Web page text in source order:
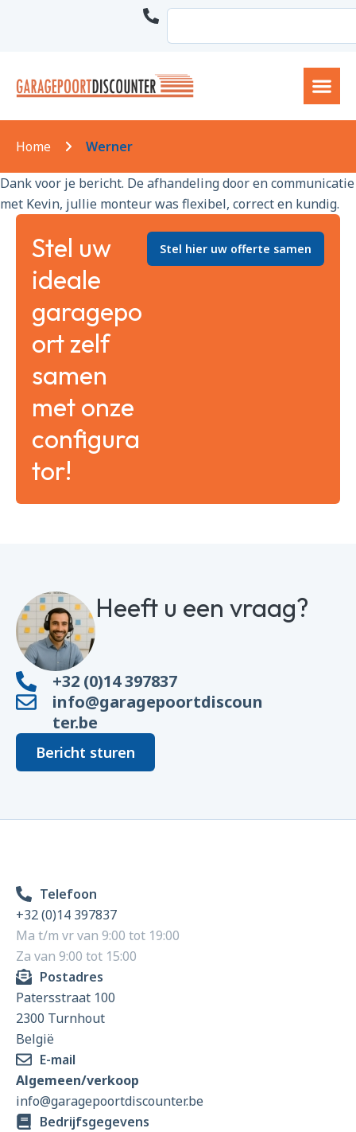
Home Werner
Dank voor je bericht. De afhandeling door en communicatie
met Kevin, jullie monteur was flexibel, correct en kundig.
Stel uw
ideale
garagepo
ort zelf
samen
met onze
configura
tor!
Stel hier uw offerte samen
Heeft u een vraag?
+32 (0)14 397837
info@garagepoortdiscoun
ter.be
Bericht sturen
Telefoon
+32 (0)14 397837
Ma t/m vr van 9:00 tot 19:00
Za van 9:00 tot 15:00
Postadres
Patersstraat 100
2300 Turnhout
België
E-mail
Algemeen/verkoop
info@garagepoortdiscounter.be
Bedrijfsgegevens